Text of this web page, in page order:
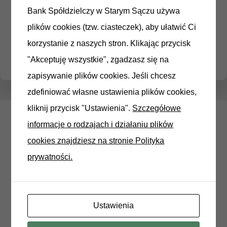
Niedostępność bankowości internetowej i aplikacji
mobilnej, planowane przywrócenie usługi godzina
09:00
Szukaj
Bank Spółdzielczy w Starym Sączu używa
plików cookies (tzw. ciasteczek), aby ułatwić Ci
korzystanie z naszych stron. Klikając przycisk
"Akceptuję wszystkie", zgadzasz się na
zapisywanie plików cookies. Jeśli chcesz
zdefiniować własne ustawienia plików cookies,
kliknij przycisk "Ustawienia". Szczegółowe
informacje o rodzajach i działaniu plików
cookies znajdziesz na stronie Polityka
prywatności.
Ustawienia